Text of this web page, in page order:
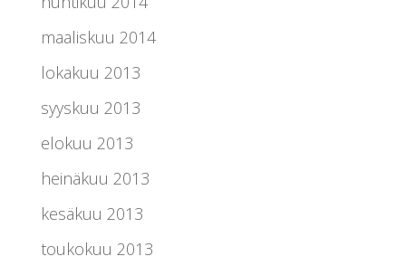
maaliskuu 2014
lokakuu 2013
syyskuu 2013
elokuu 2013
heinäkuu 2013
kesäkuu 2013
toukokuu 2013